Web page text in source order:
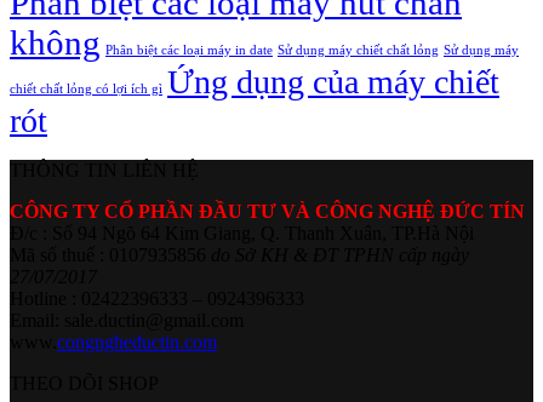
không Phân biệt các loại máy in date Sử dụng máy chiết chất lỏng Sử dụng máy
chiết chất lỏng có lợi ích gì Ứng dụng của máy chiết
rót
CÔNG TY CỔ PHẦN ĐẦU TƯ VÀ CÔNG NGHỆ ĐỨC TÍN
congngheductin.com